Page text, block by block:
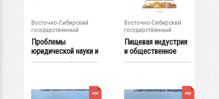
Восточно-Сибирский
государственный
университет...
Проблемы
юридической науки и
практики : сборник...
Восточно-Сибирский
государственный
университет...
Пищевая индустрия
и общественное
питание:...